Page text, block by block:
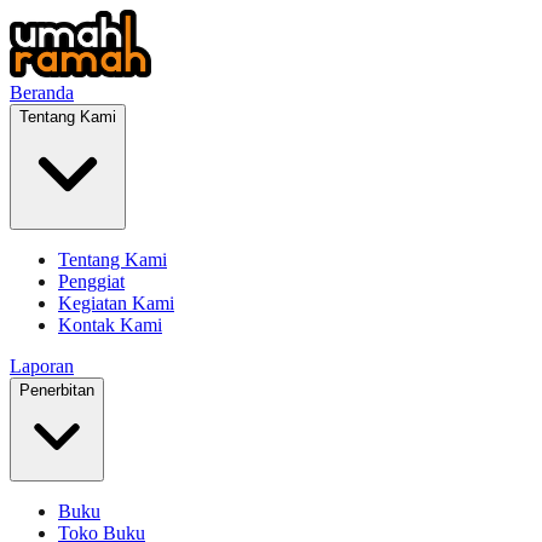
Beranda
Tentang Kami
Tentang Kami
Penggiat
Kegiatan Kami
Kontak Kami
Laporan
Penerbitan
Buku
Toko Buku